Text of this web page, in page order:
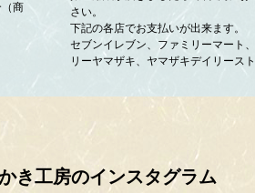
商
さい。
下記の各店でお支払いが出来ます。
セブンイレブン、ファミリーマート
リーヤマザキ、ヤマザキデイリース
き工房のインスタグラム